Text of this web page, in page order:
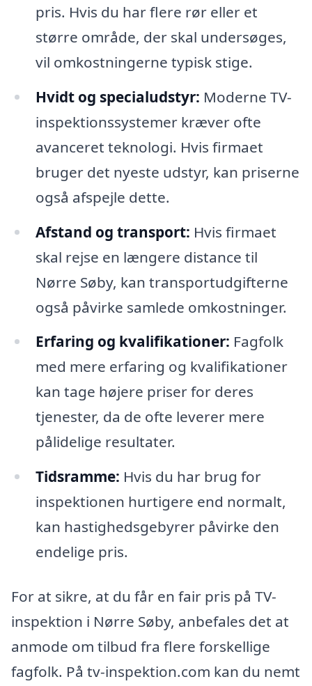
pris. Hvis du har flere rør eller et
større område, der skal undersøges,
vil omkostningerne typisk stige.
Hvidt og specialudstyr: Moderne TV-
inspektionssystemer kræver ofte
avanceret teknologi. Hvis firmaet
bruger det nyeste udstyr, kan priserne
også afspejle dette.
Afstand og transport: Hvis firmaet
skal rejse en længere distance til
Nørre Søby, kan transportudgifterne
også påvirke samlede omkostninger.
Erfaring og kvalifikationer: Fagfolk
med mere erfaring og kvalifikationer
kan tage højere priser for deres
tjenester, da de ofte leverer mere
pålidelige resultater.
Tidsramme: Hvis du har brug for
inspektionen hurtigere end normalt,
kan hastighedsgebyrer påvirke den
endelige pris.
For at sikre, at du får en fair pris på TV-
inspektion i Nørre Søby, anbefales det at
anmode om tilbud fra flere forskellige
fagfolk. På tv-inspektion.com kan du nemt